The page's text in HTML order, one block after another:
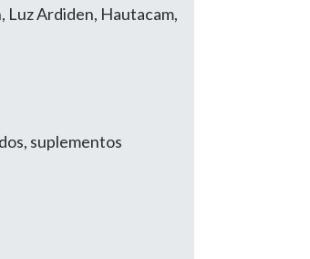
Luz Ardiden, Hautacam,
suplementos